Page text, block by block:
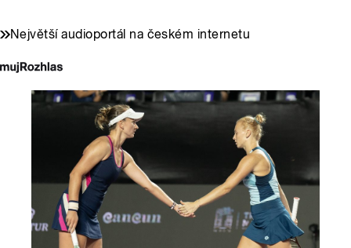
Největší audioportál na českém internetu